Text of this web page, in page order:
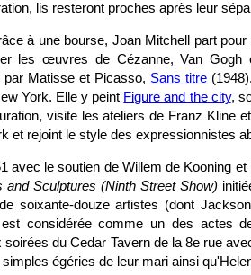
lis resteront proches après leur
à une bourse, Joan Mitchell part
les œuvres de Cézanne, Van
par Matisse et Picasso, Sans titre
York. Elle y peint Figure and the city,
visite les ateliers de Franz Kline
et rejoint le style des expressionnistes
avec le soutien de Willem de Kooning
and Sculptures (Ninth Street Show)
soixante-douze artistes (dont
est considérée comme un des actes
soirées du Cedar Tavern de la 8e rue
égéries de leur mari ainsi